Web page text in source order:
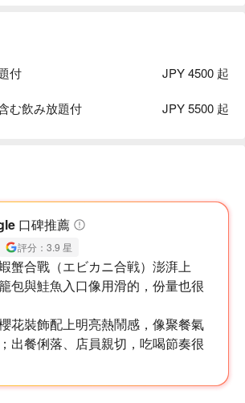
付 JPY 4500 起
む飲み放題付 JPY 5500 起
口碑推薦
評分：3.9 星
蟹合戰（エビカニ合戦）澎湃上
包與鮭魚入口像用滑的，份量也很
花裝飾配上明亮熱鬧感，像聚餐氣
出餐俐落、店員親切，吃喝節奏很